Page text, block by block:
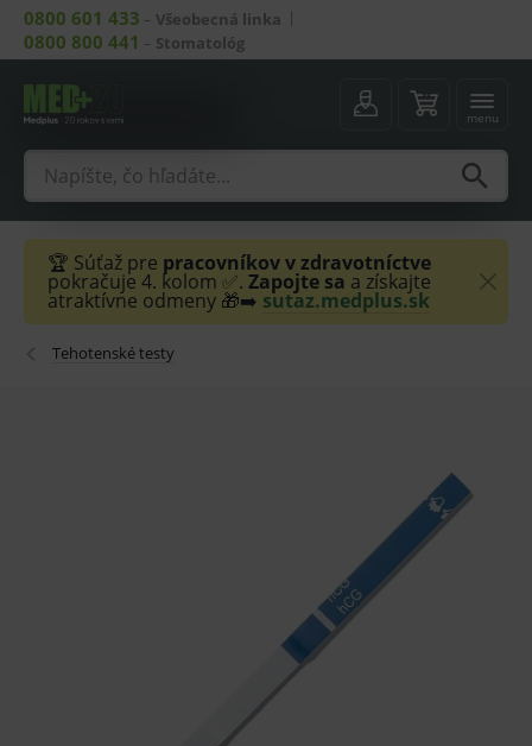
0800 601 433 – Všeobecná linka
0800 800 441 – Stomatológ
menu
🏆 Súťaž pre pracovníkov v zdravotníctve
pokračuje 4. kolom ✅. Zapojte sa a získajte
atraktívne odmeny 🎁➡️ sutaz.medplus.sk
Tehotenské testy